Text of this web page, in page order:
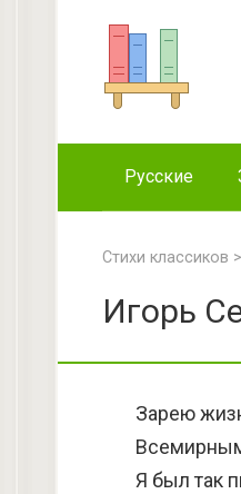
Русские
Стихи классиков >
Игорь
Зарею
Я был так